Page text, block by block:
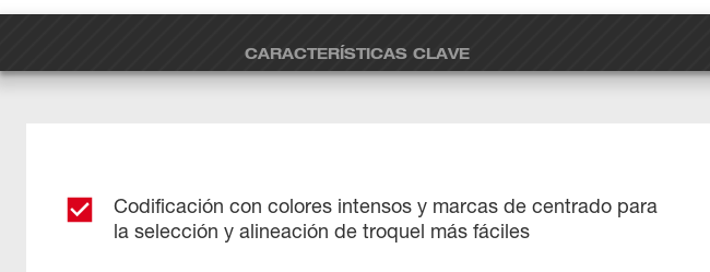
CARACTERÍSTICAS CLAVE
Codificación con colores intensos y marcas de centrado para
la selección y alineación de troquel más fáciles